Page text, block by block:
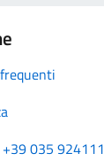
035 924111